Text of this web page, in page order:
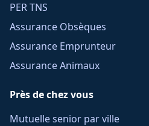
PER TNS
Assurance Obsèques
Assurance Emprunteur
Assurance Animaux
Près de chez vous
Mutuelle senior par ville